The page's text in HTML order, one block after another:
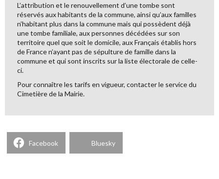
L’attribution et le renouvellement d’une tombe sont
réservés aux habitants de la commune, ainsi qu’aux familles
n’habitant plus dans la commune mais qui possèdent déjà
une tombe familiale, aux personnes décédées sur son
territoire quel que soit le domicile, aux Français établis hors
de France n’ayant pas de sépulture de famille dans la
commune et qui sont inscrits sur la liste électorale de celle-
ci.
Pour connaître les tarifs en vigueur, contacter le service du
Cimetière de la Mairie.
Facebook Bluesky